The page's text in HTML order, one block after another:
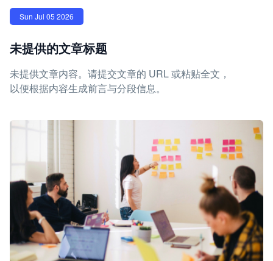
Sun Jul 05 2026
未提供的文章标题
未提供文章内容。请提交文章的 URL 或粘贴全文，
以便根据内容生成前言与分段信息。